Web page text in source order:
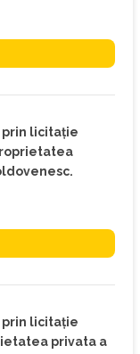
prin licitaţie
prin licitaţie
privata a